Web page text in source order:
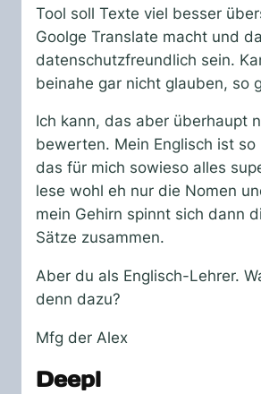
Tool soll Texte viel besser
Goolge Translate macht und
datenschutzfreundlich sein.
beinahe gar nicht glauben, so
Ich kann, das aber überhaupt
bewerten. Mein Englisch ist so
das für mich sowieso alles
lese wohl eh nur die Nomen
mein Gehirn spinnt sich dann
Sätze zusammen.
Aber du als Englisch-Lehrer.
denn dazu?
Mfg der Alex
Deepl